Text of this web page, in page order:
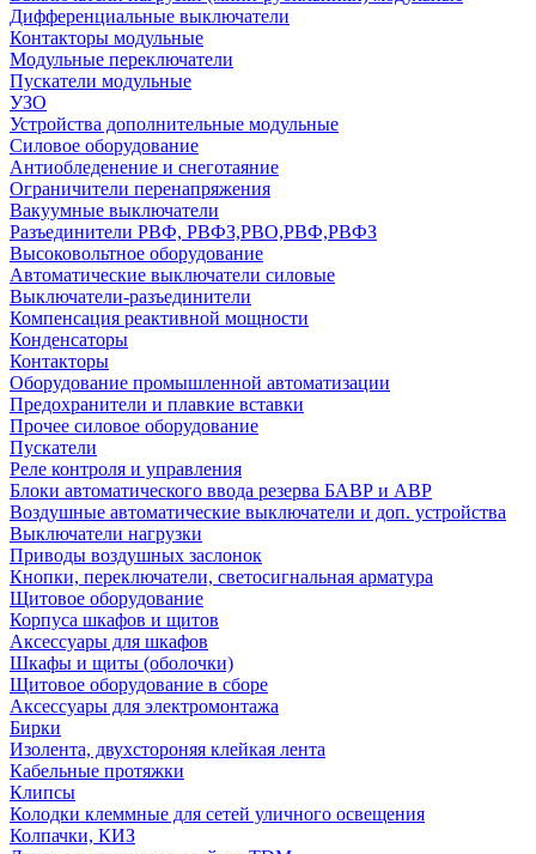
Дифференциальные выключатели
Контакторы модульные
Модульные переключатели
Пускатели модульные
УЗО
Устройства дополнительные модульные
Силовое оборудование
Антиобледенение и снеготаяние
Ограничители перенапряжения
Вакуумные выключатели
Разъединители РВФ, РВФЗ,РВО,РВФ,РВФЗ
Высоковольтное оборудование
Автоматические выключатели cиловые
Выключатели-разъединители
Компенсация реактивной мощности
Конденсаторы
Контакторы
Оборудование промышленной автоматизации
Предохранители и плавкие вставки
Прочее силовое оборудование
Пускатели
Реле контроля и управления
Блоки автоматического ввода резерва БАВР и АВР
Воздушные автоматические выключатели и доп. устройства
Выключатели нагрузки
Приводы воздушных заслонок
Кнопки, переключатели, светосигнальная арматура
Щитовое оборудование
Корпуса шкафов и щитов
Аксессуары для шкафов
Шкафы и щиты (оболочки)
Щитовое оборудование в сборе
Аксессуары для электромонтажа
Бирки
Изолента, двухстороняя клейкая лента
Кабельные протяжки
Клипсы
Колодки клеммные для сетей уличного освещения
Колпачки, КИЗ